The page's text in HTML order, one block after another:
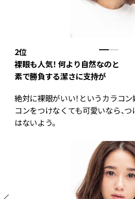
2位
裸眼も人気！ 何より自然なのと
素で勝負する潔さに支持が
絶対に裸眼がいい！というカラコン
コンをつけなくても可愛いなら、
はないよう。